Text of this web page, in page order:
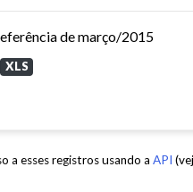
de março/2015
XLS
a esses registros usando a API